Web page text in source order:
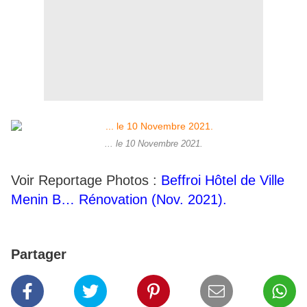
... le 10 Novembre 2021.
Voir Reportage Photos : Beffroi Hôtel de Ville
Menin B… Rénovation (Nov. 2021).
Partager